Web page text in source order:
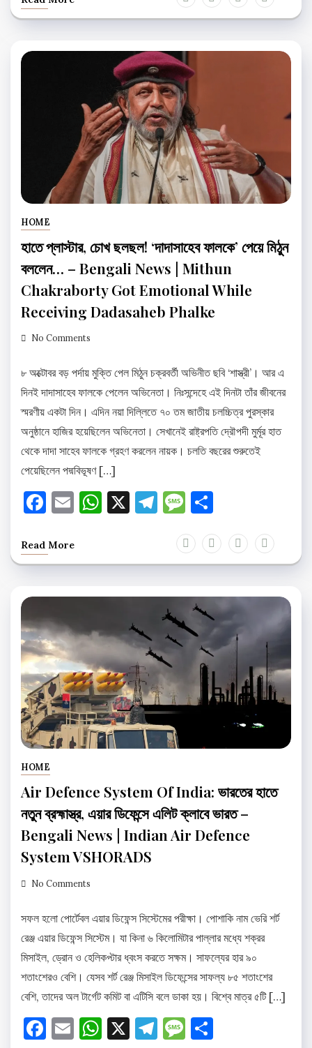
HOME
হাতে প্লাস্টার, চোখ ছলছল! ‘দাদাসাহেব ফালকে’ পেয়ে মিঠুন
বললেন… – Bengali News | Mithun
Chakraborty Got Emotional While
Receiving Dadasaheb Phalke
No Comments
৮ অক্টোবর বড় পর্দায় মুক্তি পেল মিঠুন চক্রবর্তী অভিনীত ছবি ‘শাস্ত্রী’। আর এ
দিনই দাদাসাহেব ফালকে পেলেন অভিনেতা। নিঃসন্দেহে এই দিনটা তাঁর জীবনের
স্মরণীয় একটা দিন। এদিন নয়া দিল্লিতে ৭০ তম জাতীয় চলচ্চিত্র পুরস্কার
অনুষ্ঠানে হাজির হয়েছিলেন অভিনেতা। সেখানেই রাষ্ট্রপতি দ্রৌপদী মুর্মূর হাত
থেকে দাদা সাহেব ফালকে গ্রহণ করলেন নায়ক। চলতি বছরের শুরুতেই
পেয়েছিলেন পদ্মবিভূষণ […]
Facebook
EmailWhatsApp
X Telegram
Message
Read More
HOME
Air Defence System Of India: ভারতের হাতে
নতুন ব্রহ্মাস্ত্র, এয়ার ডিফেন্সে এলিট ক্লাবে ভারত –
Bengali News | Indian Air Defence
System VSHORADS
No Comments
সফল হলো পোর্টেবল এয়ার ডিফেন্স সিস্টেমের পরীক্ষা। পোশাকি নাম ভেরি শর্ট
রেঞ্জ এয়ার ডিফেন্স সিস্টেম। যা কিনা ৬ কিলোমিটার পাল্লার মধ্যে শক্রর
মিসাইল, ড্রোন ও হেলিকপ্টার ধ্বংস করতে সক্ষম। সাফল্যের হার ৯০
শতাংশেরও বেশি। যেসব শর্ট রেঞ্জ মিসাইল ডিফেন্সের সাফল্য ৮৫ শতাংশের
বেশি, তাদের অল টার্গেট কমিট বা এটিসি বলে ডাকা হয়। বিশ্বে মাত্র ৫টি […]
Facebook
EmailWhatsApp
X Telegram
Message